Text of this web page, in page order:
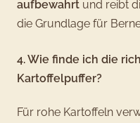
aufbewahrt und reibt
die Grundlage für
4. Wie finde ich die
Kartoffelpuffer?
Für rohe Kartoffeln